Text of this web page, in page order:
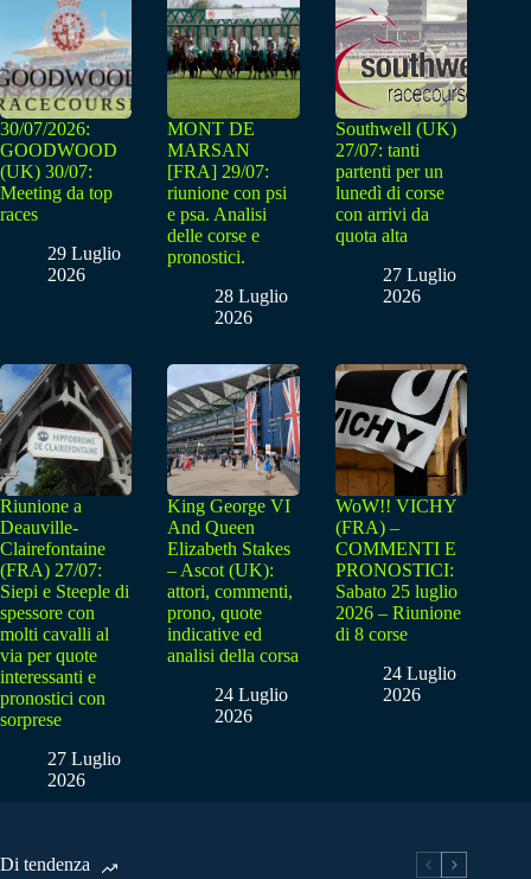
30/07/2026:
GOODWOOD
(UK) 30/07:
Meeting da top
races
29 Luglio
2026
MONT DE
MARSAN
[FRA] 29/07:
riunione con psi
e psa. Analisi
delle corse e
pronostici.
28 Luglio
2026
Southwell (UK)
27/07: tanti
partenti per un
lunedì di corse
con arrivi da
quota alta
27 Luglio
2026
Riunione a
Deauville-
Clairefontaine
(FRA) 27/07:
Siepi e Steeple di
spessore con
molti cavalli al
via per quote
interessanti e
pronostici con
sorprese
27 Luglio
2026
King George VI
And Queen
Elizabeth Stakes
– Ascot (UK):
attori, commenti,
prono, quote
indicative ed
analisi della corsa
24 Luglio
2026
WoW!! VICHY
(FRA) –
COMMENTI E
PRONOSTICI:
Sabato 25 luglio
2026 – Riunione
di 8 corse
24 Luglio
2026
Di tendenza